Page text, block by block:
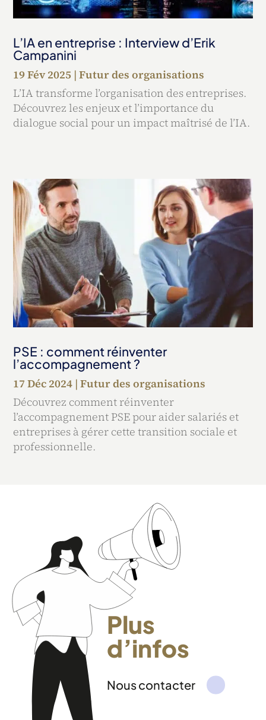
L’IA en entreprise : Interview d’Erik
Campanini
19 Fév 2025 |Futur des organisations
L’IA transforme l’organisation des entreprises.
Découvrez les enjeux et l’importance du
dialogue social pour un impact maîtrisé de l’IA.
PSE : comment réinventer
l’accompagnement ?
17 Déc 2024 |Futur des organisations
Découvrez comment réinventer
l’accompagnement PSE pour aider salariés et
entreprises à gérer cette transition sociale et
professionnelle.
Plus
d’infos
Nous contacter